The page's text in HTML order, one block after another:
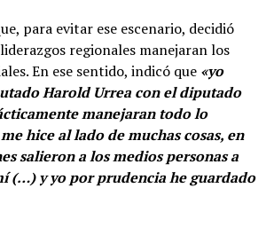
para evitar ese escenario, decidió
regionales manejaran los
En ese sentido, indicó que «yo
Harold Urrea con el diputado
manejaran todo lo
hice al lado de muchas cosas, en
salieron a los medios personas a
(…) y yo por prudencia he guardado